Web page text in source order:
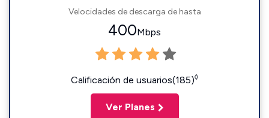
Velocidades de descarga de hasta
400Mbps
Calificación de usuarios(185)◊
Ver Planes